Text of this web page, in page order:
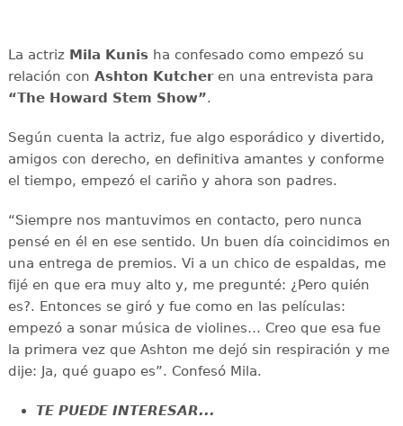
La actriz Mila Kunisha confesado como empezó su
relación con Ashton Kutcheren una entrevista para
“The Howard Stem Show”.
Según cuenta la actriz, fue algo esporádico y divertido,
amigos con derecho, en definitiva amantes y conforme
el tiempo, empezó el cariño y ahora son padres.
“Siempre nos mantuvimos en contacto, pero nunca
pensé en él en ese sentido. Un buen día coincidimos en
una entrega de premios. Vi a un chico de espaldas, me
fijé en que era muy alto y, me pregunté: ¿Pero quién
es?. Entonces se giró y fue como en las películas:
empezó a sonar música de violines… Creo que esa fue
la primera vez que Ashton me dejó sin respiración y me
dije: Ja, qué guapo es”. Confesó Mila.
TE PUEDE INTERESAR...